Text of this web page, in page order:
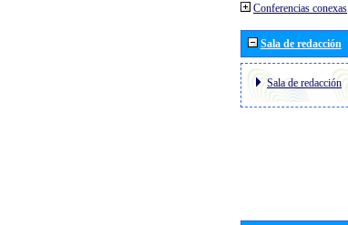
Conferencias conexas
Sala de redacción
Sala de redacción